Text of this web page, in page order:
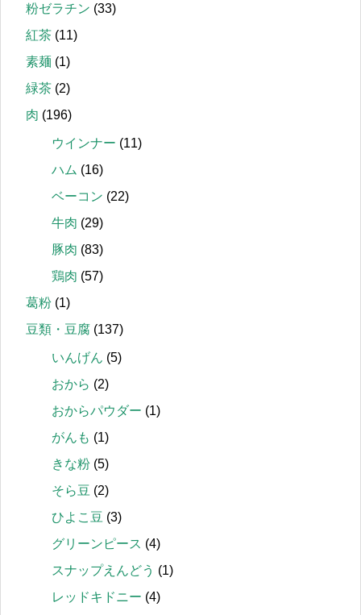
粉ゼラチン (33)
紅茶 (11)
素麺 (1)
緑茶 (2)
肉 (196)
ウインナー (11)
ハム (16)
ベーコン (22)
牛肉 (29)
豚肉 (83)
鶏肉 (57)
葛粉 (1)
豆類・豆腐 (137)
いんげん (5)
おから (2)
おからパウダー (1)
がんも (1)
きな粉 (5)
そら豆 (2)
ひよこ豆 (3)
グリーンピース (4)
スナップえんどう (1)
レッドキドニー (4)